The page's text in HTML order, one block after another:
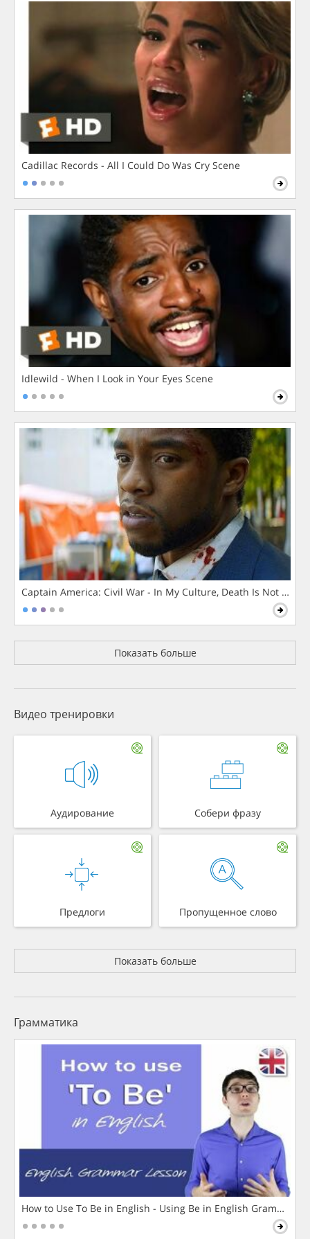
Cadillac Records - All I Could Do Was Cry Scene
Idlewild - When I Look in Your Eyes Scene
Captain America: Civil War - In My Culture, Death Is Not The
Показать больше
Видео тренировки
Аудирование Собери фразу
Предлоги Пропущенное слово
Показать больше
Грамматика
How to Use To Be in English - Using Be in English Grammar